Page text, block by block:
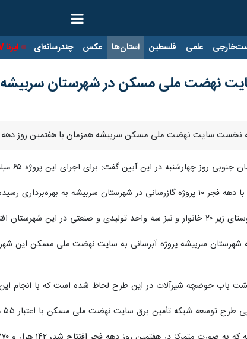
علمی فلسطین استان‌ها عکس چندرسانه‌ای ایرنا TV
سایت نهضت ملی مسکن در شهرستان سربیشه